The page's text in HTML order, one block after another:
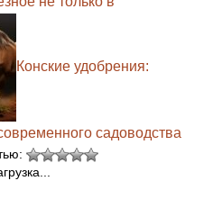
Конские удобрения:
садоводства